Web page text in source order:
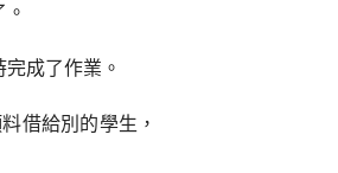
成了作業。
借給別的學生，